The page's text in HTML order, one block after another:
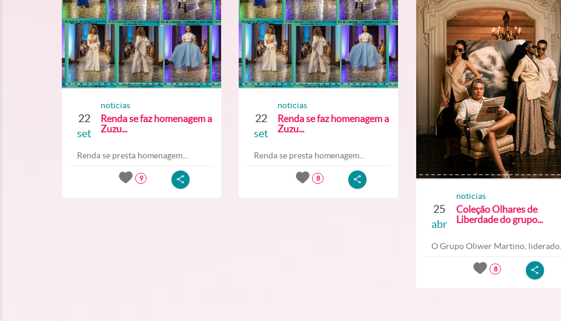
22
set
noticias
Renda se faz homenagem a
Zuzu...
Renda se presta homenagem...
9
22
set
noticias
Renda se faz homenagem a
Zuzu...
Renda se presta homenagem...
8
25
abr
noticias
Coleção Olhares de
Liberdade do grupo...
O Grupo Oliwer Martino, liderado...
8